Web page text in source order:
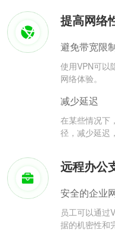
提高网络
避免带宽限
使用VPN可以
网络体验。
减少延迟
在某些情况下
径，减少延迟
远程办公
安全的企业
员工可以通过
据的机密性和